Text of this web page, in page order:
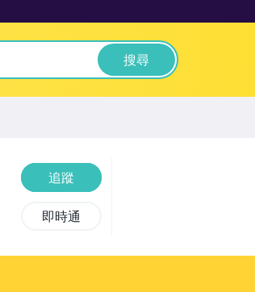
搜尋
追蹤
即時通